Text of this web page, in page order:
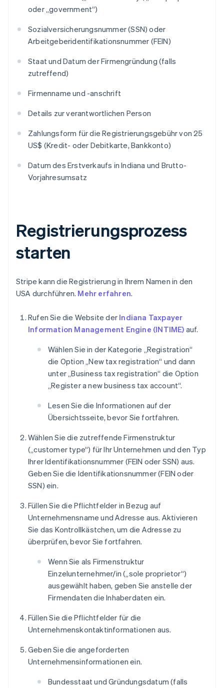
oder „government“)
Sozialversicherungsnummer (SSN) oder
Arbeitgeberidentifikationsnummer (FEIN)
Staat und Datum der Firmengründung (falls
zutreffend)
Firmenname und -anschrift
Details zur verantwortlichen Person
Zahlungsform für die Registrierungsgebühr von 25
US$ (Kredit- oder Debitkarte, Bankkonto)
Datum des Erstverkaufs in Indiana und Brutto-
Vorjahresumsatz
Registrierungsprozess
starten
Stripe kann die Registrierung in Ihrem Namen in den
USA durchführen. Mehr erfahren.
Rufen Sie die Website der Indiana Taxpayer
Information Management Engine (INTIME) auf.
Wählen Sie in der Kategorie „Registration“
die Option „New tax registration“ und dann
unter „Business tax registration“ die Option
„Register a new business tax account“.
Lesen Sie die Informationen auf der
Übersichtsseite, bevor Sie fortfahren.
Wählen Sie die zutreffende Firmenstruktur
(„customer type“) für Ihr Unternehmen und den Typ
Ihrer Identifikationsnummer (FEIN oder SSN) aus.
Geben Sie die Identifikationsnummer (FEIN oder
SSN) ein.
Füllen Sie die Pflichtfelder in Bezug auf
Unternehmensname und Adresse aus. Aktivieren
Sie das Kontrollkästchen, um die Adresse zu
überprüfen, bevor Sie fortfahren.
Wenn Sie als Firmenstruktur
Einzelunternehmer/in („sole proprietor“)
ausgewählt haben, geben Sie anstelle der
Firmendaten die Inhaberdaten ein.
Füllen Sie die Pflichtfelder für die
Unternehmenskontaktinformationen aus.
Geben Sie die angeforderten
Unternehmensinformationen ein.
Bundesstaat und Gründungsdatum (falls